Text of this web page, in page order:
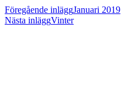
Läs
fler
Föregående inläggJanuari 2019
Nästa inläggVinter